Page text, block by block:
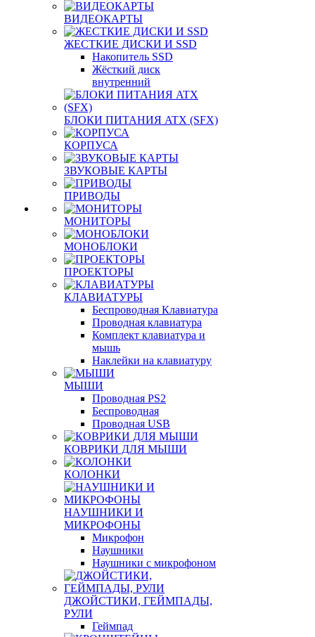
ВИДЕОКАРТЫ
ЖЕСТКИЕ ДИСКИ И SSD
Накопитель SSD
Жёсткий диск
внутренний
БЛОКИ ПИТАНИЯ ATX (SFX)
КОРПУСА
ЗВУКОВЫЕ КАРТЫ
ПРИВОДЫ
МОНИТОРЫ
МОНОБЛОКИ
ПРОЕКТОРЫ
КЛАВИАТУРЫ
Беспроводная Клавиатура
Проводная клавиатура
Комплект клавиатура и
мышь
Наклейки на клавиатуру
МЫШИ
Проводная PS2
Беспроводная
Проводная USB
КОВРИКИ ДЛЯ МЫШИ
КОЛОНКИ
НАУШНИКИ И
МИКРОФОНЫ
Микрофон
Наушники
Наушники с микрофоном
ДЖОЙСТИКИ, ГЕЙМПАДЫ,
РУЛИ
Геймпад